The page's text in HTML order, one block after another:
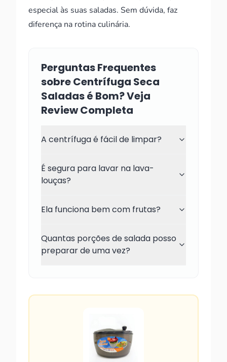
especial às suas saladas. Sem dúvida, faz
diferença na rotina culinária.
Perguntas Frequentes
sobre Centrífuga Seca
Saladas é Bom? Veja
Review Completa
A centrífuga é fácil de limpar?
É segura para lavar na lava-
louças?
Ela funciona bem com frutas?
Quantas porções de salada posso
preparar de uma vez?